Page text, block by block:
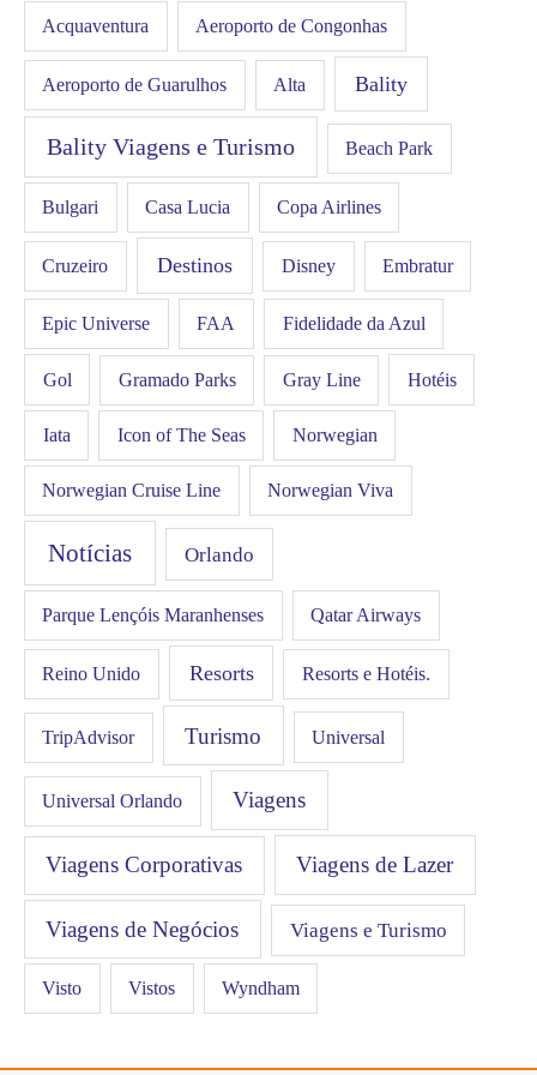
Acquaventura Aeroporto de Congonhas
Aeroporto de Guarulhos Alta Bality
Bality Viagens e Turismo Beach Park
Bulgari Casa Lucia Copa Airlines
Cruzeiro Destinos Disney Embratur
Epic Universe FAA Fidelidade da Azul
Gol Gramado Parks Gray Line Hotéis
Iata Icon of The Seas Norwegian
Norwegian Cruise Line Norwegian Viva
Notícias Orlando
Parque Lençóis Maranhenses Qatar Airways
Reino Unido Resorts Resorts e Hotéis.
TripAdvisor Turismo Universal
Universal Orlando Viagens
Viagens Corporativas Viagens de Lazer
Viagens de Negócios Viagens e Turismo
Visto Vistos Wyndham